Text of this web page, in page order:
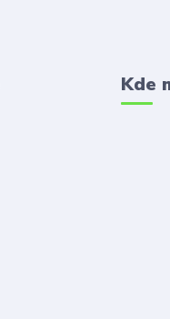
Kde